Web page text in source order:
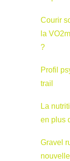
Courir
la
?
Profil
trail
La
en plus
Gravel